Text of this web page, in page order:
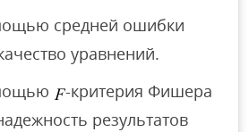
средней ошибки
уравнений.
-критерия Фишера
результатов